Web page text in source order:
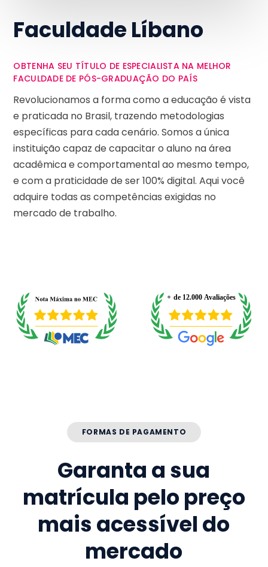
Faculdade Líbano
OBTENHA SEU TÍTULO DE ESPECIALISTA NA MELHOR
FACULDADE DE PÓS-GRADUAÇÃO DO PAÍS
Revolucionamos a forma como a educação é vista
e praticada no Brasil, trazendo metodologias
específicas para cada cenário. Somos a única
instituição capaz de capacitar o aluno na área
acadêmica e comportamental ao mesmo tempo,
e com a praticidade de ser 100% digital. Aqui você
adquire todas as competências exigidas no
mercado de trabalho.
FORMAS DE PAGAMENTO
Garanta a sua
matrícula pelo preço
mais acessível do
mercado